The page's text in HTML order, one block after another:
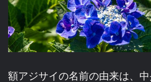
額アジサイの名前の由来は、